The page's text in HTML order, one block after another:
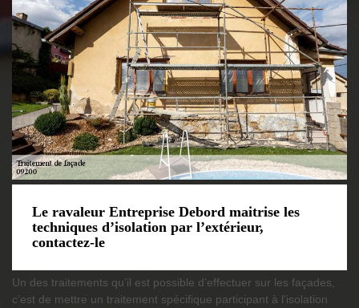
Le ravaleur Entreprise Debord maitrise les
techniques d’isolation par l’extérieur,
contactez-le
Un des traitements qu’il est possible d’effectuer sur les façades,
c’est de mettre un traitement spécifique participant à l’isolation